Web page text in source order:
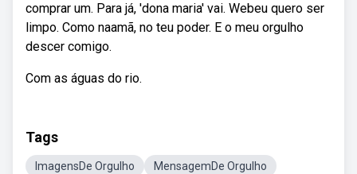
comprar um. Para já, 'dona maria' vai. Webeu quero ser
limpo. Como naamã, no teu poder. E o meu orgulho
descer comigo.
Com as águas do rio.
Tags
ImagensDe Orgulho
MensagemDe Orgulho